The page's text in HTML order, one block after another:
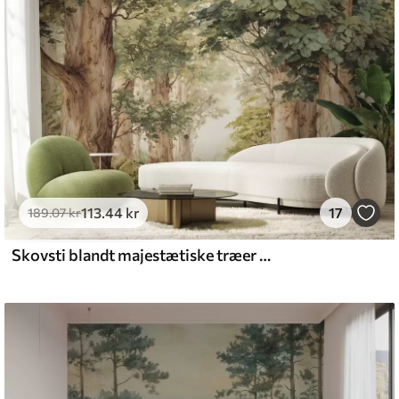
269 /m²
and Stick
.67400.00kr/m²
189.07kr113.44kr 17
Skovsti blandt majestætiske træer i akvarelstil